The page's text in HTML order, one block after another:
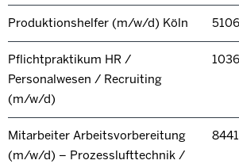
Produktionshelfer (m/w/d) Köln
Pflichtpraktikum HR /
Personalwesen / Recruiting
(m/w/d)
Mitarbeiter Arbeitsvorbereitung
(m/w/d) – Prozesslufttechnik /